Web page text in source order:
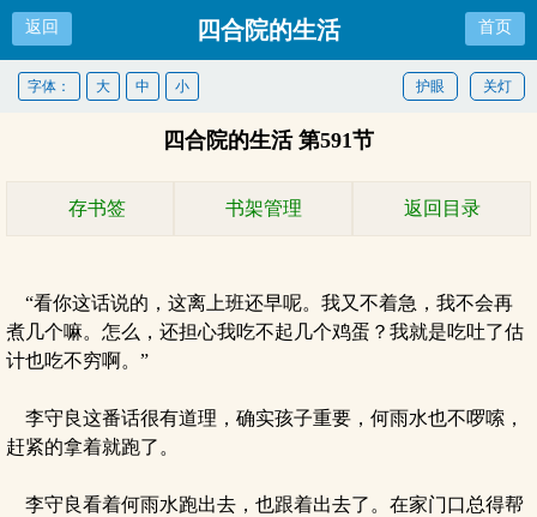
返回 四合院的生活 首页
关灯
护眼
字体： 大 中 小
四合院的生活 第591节
存书签 书架管理 返回目录
“看你这话说的，这离上班还早呢。我又不着急，我不会再
煮几个嘛。怎么，还担心我吃不起几个鸡蛋？我就是吃吐了估
计也吃不穷啊。”
李守良这番话很有道理，确实孩子重要，何雨水也不啰嗦，
赶紧的拿着就跑了。
李守良看着何雨水跑出去，也跟着出去了。在家门口总得帮